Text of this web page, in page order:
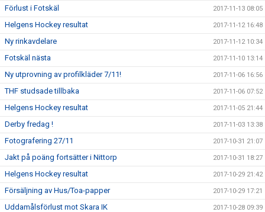
Förlust i Fotskäl 2017-11-13 08:05
Helgens Hockey resultat 2017-11-12 16:48
Ny rinkavdelare 2017-11-12 10:34
Fotskäl nästa 2017-11-10 13:14
Ny utprovning av profilkläder 7/11! 2017-11-06 16:56
THF studsade tillbaka 2017-11-06 07:52
Helgens Hockey resultat 2017-11-05 21:44
Derby fredag ! 2017-11-03 13:38
Fotografering 27/11 2017-10-31 21:07
Jakt på poäng fortsätter i Nittorp 2017-10-31 18:27
Helgens Hockey resultat 2017-10-29 21:42
Försäljning av Hus/Toa-papper 2017-10-29 17:21
Uddamålsförlust mot Skara IK 2017-10-28 09:39